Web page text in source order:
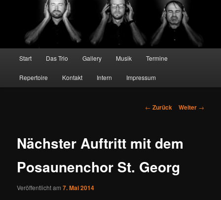
Start Das Trio Gallery Musik Termine
Repertoire Kontakt Intern Impressum
Beitrags-
← Zurück Weiter →
Nächster Auftritt mit dem
Posaunenchor St. Georg
Veröffentlicht am7. Mai 2014